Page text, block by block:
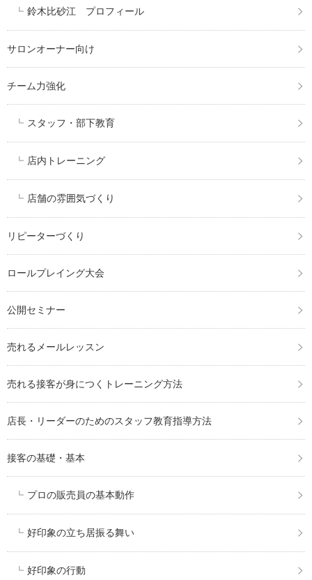
鈴木比砂江 プロフィール
サロンオーナー向け
チーム力強化
スタッフ・部下教育
店内トレーニング
店舗の雰囲気づくり
リピーターづくり
ロールプレイング大会
公開セミナー
売れるメールレッスン
売れる接客が身につくトレーニング方法
店長・リーダーのためのスタッフ教育指導方法
接客の基礎・基本
プロの販売員の基本動作
好印象の立ち居振る舞い
好印象の行動